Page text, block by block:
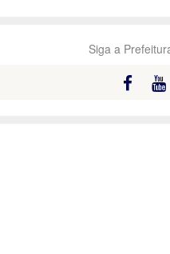
Siga a